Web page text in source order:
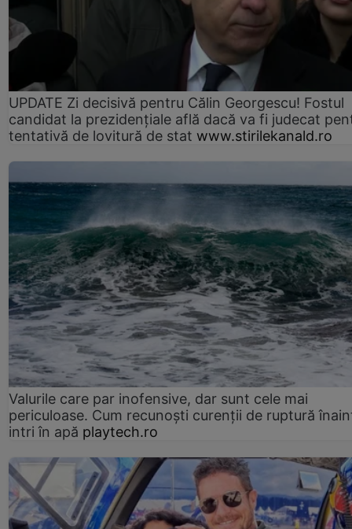
UPDATE Zi decisivă pentru Călin Georgescu! Fostul
candidat la prezidențiale află dacă va fi judecat
tentativă de lovitură de stat www.stirilekanald.ro
Valurile care par inofensive, dar sunt cele mai
periculoase. Cum recunoști curenții de ruptură
intri în apă playtech.ro